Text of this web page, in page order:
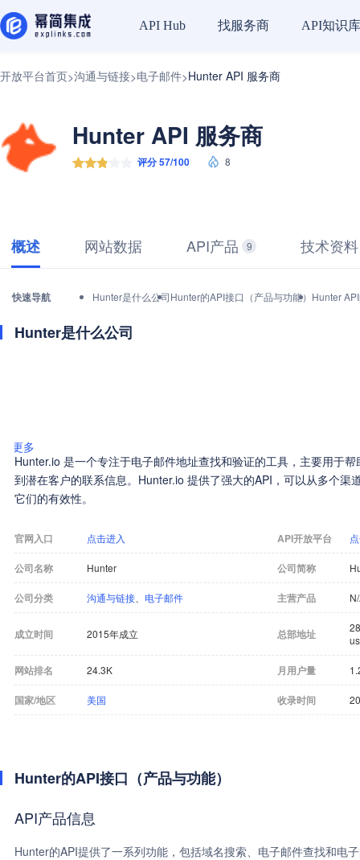
API Hub 找服务商 API知识库
开放平台首页>沟通与链接>电子邮件>Hunter API 服务商
Hunter API 服务商
评分 57/100 8
概述 网站数据 API产品 9 技术资料
快速导航 Hunter是什么公司Hunter的API接口（产品与功能） Hunter
Hunter是什么公司
更多
Hunter.io 是一个专注于电子邮件地址查找和验证的工具，主要用于
到潜在客户的联系信息。Hunter.io 提供了强大的API，可以从多个渠
它们的有效性。
官网入口 点击进入 API开放平台
公司名称 Hunter 公司简称
公司分类 沟通与链接 电子邮件 主营产品
成立时间 2015年成立 总部地址
网站排名 24.3K 月用户量
国家/地区 美国 收录时间
Hunter的API接口（产品与功能）
API产品信息
Hunter的API提供了一系列功能，包括域名搜索、电子邮件查找和电